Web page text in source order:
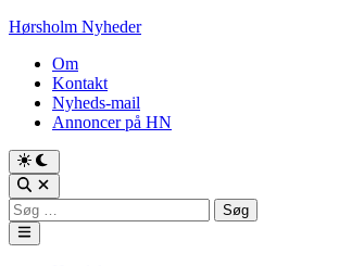
Skip
content
Hørsholm Nyheder
Om
Kontakt
Nyheds-mail
Annoncer på HN
Søg
efter:
Main
Menu